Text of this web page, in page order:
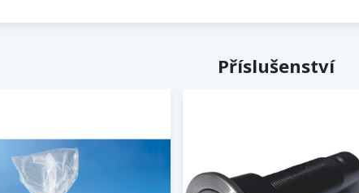
Příslušenství